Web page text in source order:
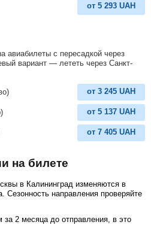
от 5 293 UAH
авиабилеты с пересадкой через
вариант — лететь через Санкт-
от 3 245 UAH
от 5 137 UAH
от 7 405 UAH
на билете
в Калининград изменяются в
Сезонность направления проверяйте
2 месяца до отправления, в это